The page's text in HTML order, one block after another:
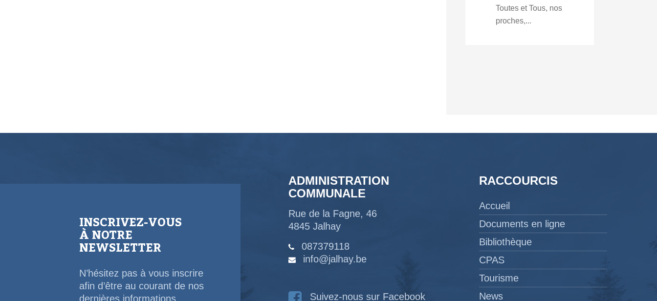
Toutes et Tous, nos
proches,...
INSCRIVEZ-VOUS
À NOTRE
NEWSLETTER
N’hésitez pas à vous inscrire
afin d’être au courant de nos
dernières informations,
ADMINISTRATION
COMMUNALE
Rue de la Fagne, 46
4845 Jalhay
087379118
info@jalhay.be
Suivez-nous sur Facebook
RACCOURCIS
Accueil
Documents en ligne
Bibliothèque
CPAS
Tourisme
News